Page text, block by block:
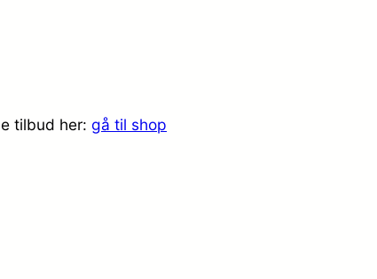
tilbud her: gå til shop